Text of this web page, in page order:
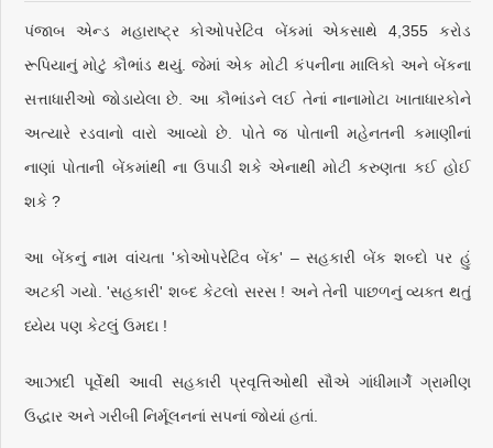
પંજાબ એન્ડ મહારાષ્ટ્ર કોઓપરેટિવ બેંકમાં એકસાથે 4,355 કરોડ
રૂપિયાનું મોટું કૌભાંડ થયું. જેમાં એક મોટી કંપનીના માલિકો અને બેંકના
સત્તાધારીઓ જોડાયેલા છે. આ કૌભાંડને લઈ તેનાં નાનામોટા ખાતાધારકોને
અત્યારે રડવાનો વારો આવ્યો છે. પોતે જ પોતાની મહેનતની કમાણીનાં
નાણાં પોતાની બેંકમાંથી ના ઉપાડી શકે એનાથી મોટી કરુણતા કઈ હોઈ
શકે ?
આ બેંકનું નામ વાંચતા 'કોઓપરેટિવ બેંક' – સહકારી બેંક શબ્દો પર હું
અટકી ગયો. 'સહકારી' શબ્દ કેટલો સરસ ! અને તેની પાછળનું વ્યક્ત થતું
ધ્યેય પણ કેટલું ઉમદા !
આઝાદી પૂર્વેથી આવી સહકારી પ્રવૃત્તિઓથી સૌએ ગાંધીમાર્ગે ગ્રામીણ
ઉદ્ધાર અને ગરીબી નિર્મૂલનનાં સપનાં જોયાં હતાં.